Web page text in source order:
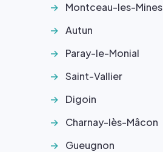
Montceau-les-Mines
Autun
Paray-le-Monial
Saint-Vallier
Digoin
Charnay-lès-Mâcon
Gueugnon